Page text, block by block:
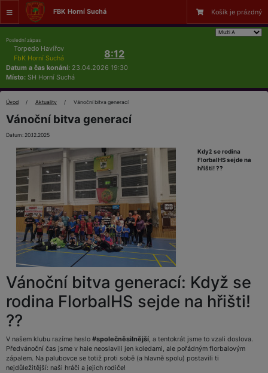
FBK Horní Suchá Košík je prázdný
Poslední zápas
Torpedo Havířov
FbK Horní Suchá
8:12
Datum a čas konání: 23.04.2026 19:30
Místo: SH Horní Suchá
Úvod Aktuality Vánoční bitva generací
Vánoční bitva generací
Datum: 20.12.2025
Když se rodina
FlorbalHS sejde na
hřišti! ??
Vánoční bitva generací: Když se
rodina FlorbalHS sejde na hřišti!
??
V našem klubu razíme heslo #společněsilnější, a tentokrát jsme to vzali doslova.
Předvánoční čas jsme v hale neoslavili jen koledami, ale pořádným florbalovým
zápalem. Na palubovce se totiž proti sobě (a hlavně spolu) postavili ti
nejdůležitější: naši hráči a jejich rodiče!